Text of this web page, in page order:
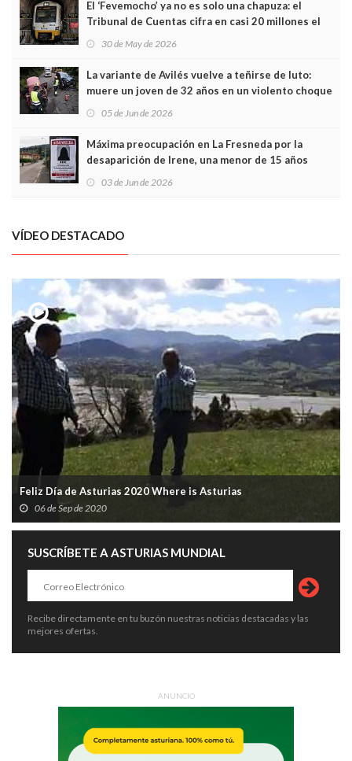
El ‘Fevemocho’ ya no es solo una chapuza: el
Tribunal de Cuentas cifra en casi 20 millones el
sobrecoste de los trenes que no cabían por los
30 de May de 2026
La variante de Avilés vuelve a teñirse de luto:
muere un joven de 32 años en un violento choque
frontal
05 de Jun de 2026
Máxima preocupación en La Fresneda por la
desaparición de Irene, una menor de 15 años
03 de Jun de 2026
VÍDEO DESTACADO
Feliz Día de Asturias 2020 Where is Asturias
06 de Sep de 2020
SUSCRÍBETE A ASTURIAS MUNDIAL
Recibe directamente en tu buzón nuestras noticias destacadas y las
mejores ofertas.
ANUNCIO